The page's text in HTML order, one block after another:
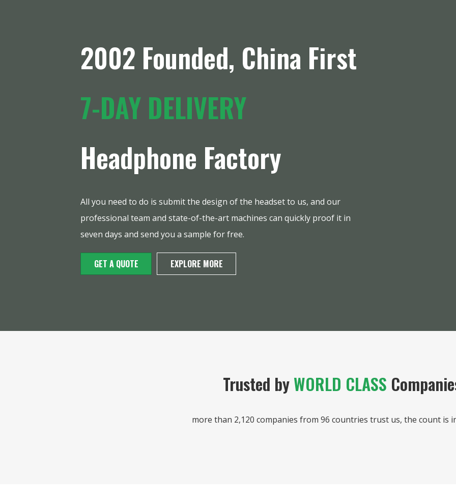
2002 Founded, China First
7-DAY DELIVERY
Headphone Factory
All you need to do is submit the design of the headset to us, and our
professional team and state-of-the-art machines can quickly proof it in
seven days and send you a sample for free.
GET A QUOTE EXPLORE MORE
Trusted byWORLD CLASS
more than 2,120 companies from 96 countries trust us, the count is